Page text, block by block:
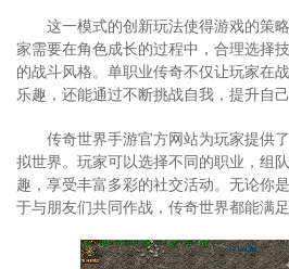
这一模式的创新玩法使得游戏的策
家需要在角色成长的过程中，合理选择
的战斗风格。单职业传奇不仅让玩家在
乐趣，还能通过不断挑战自我，提升自己
传奇世界手游官方网站为玩家提供
拟世界。玩家可以选择不同的职业，组
趣，享受丰富多彩的社交活动。无论你
于与朋友们共同作战，传奇世界都能满足